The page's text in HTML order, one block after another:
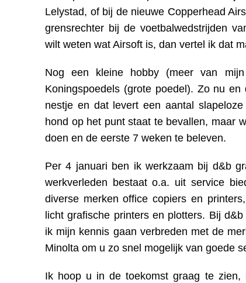
Lelystad, of bij de nieuwe Copperhead
grensrechter bij de voetbalwedstrijden
wilt weten wat Airsoft is, dan vertel ik dat
Nog een kleine hobby (meer van
Koningspoedels (grote poedel). Zo nu
nestje en dat levert een aantal
hond op het punt staat te bevallen, maar
doen en de eerste 7 weken te beleven.
Per 4 januari ben ik werkzaam bij d&b
werkverleden bestaat o.a. uit service
diverse merken office copiers en
licht grafische printers en plotters. Bij
ik mijn kennis gaan verbreden met de
Minolta om u zo snel mogelijk van goede
Ik hoop u in de toekomst graag te zien,